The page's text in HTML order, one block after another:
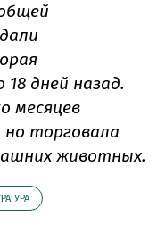
дней назад.
месяцев
торговала
животных.